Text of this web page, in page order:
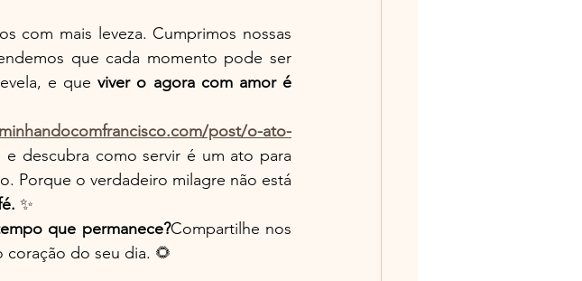
com mais leveza. Cumprimos nossas
que cada momento pode ser
e que viver o agora com amor é
post/o-ato-
e descubra como servir é um ato para
Porque o verdadeiro milagre não está
✨
que permanece?Compartilhe nos
do seu dia. 🌻